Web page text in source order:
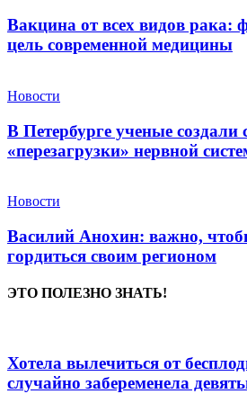
Вакцина от всех видов рака:
цель современной медицины
Новости
В Петербурге ученые создали
«перезагрузки» нервной
Новости
Василий Анохин: важно,
гордиться своим регионом
ЭТО ПОЛЕЗНО ЗНАТЬ!
Хотела вылечиться от
случайно забеременела